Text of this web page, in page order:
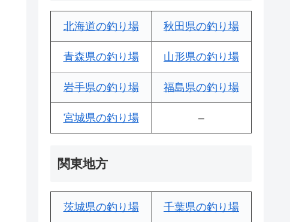
北海道の釣り場 秋田県の釣り場
青森県の釣り場 山形県の釣り場
岩手県の釣り場 福島県の釣り場
宮城県の釣り場 –
関東地方
茨城県の釣り場 千葉県の釣り場